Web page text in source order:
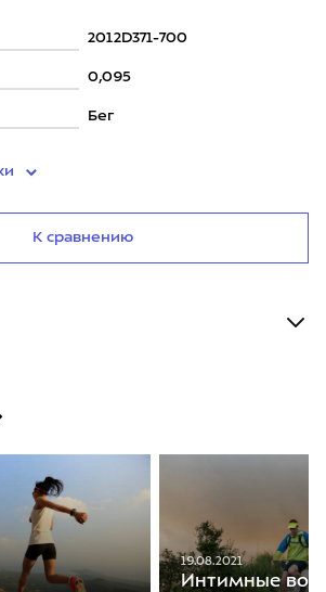
2012D371-700
0,095
Бег
К сравнению
19.08.2021
Интимные